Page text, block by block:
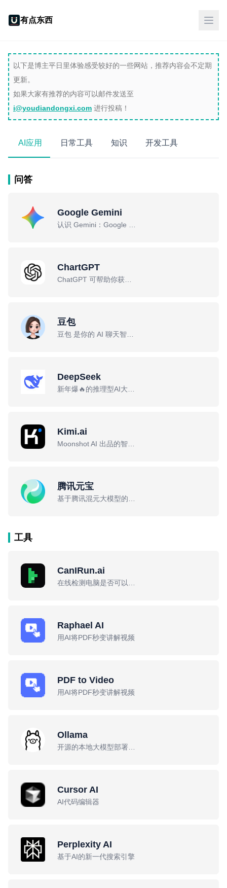
有点东西
以下是博主平日里体验感受较好的一些网站，推荐内容会不定期
更新。
如果大家有推荐的内容可以邮件发送至
i@youdiandongxi.com 进行投稿！
AI应用 日常工具 知识 开发工具
问答
Google Gemini
ChartGPT
豆包
DeepSeek
Kimi.ai
腾讯元宝
工具
CanIRun.ai
Raphael AI
用AI将PDF秒变讲解视频
PDF to Video
用AI将PDF秒变讲解视频
Ollama
Cursor AI
AI代码编辑器
Perplexity AI
基于AI的新一代搜索引擎